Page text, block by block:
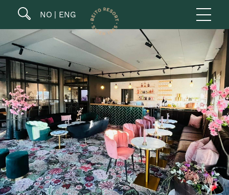
NO ENG